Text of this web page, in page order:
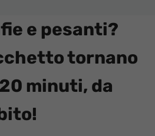
e pesanti?
tornano
minuti, da